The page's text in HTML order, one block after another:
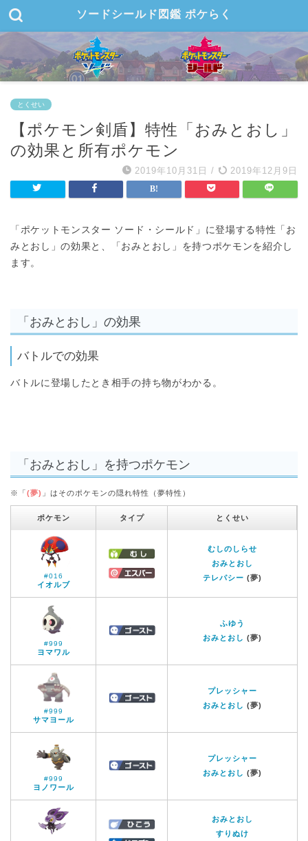
ソードシールド図鑑 ポケらく
とくせい
【ポケモン剣盾】特性「おみとおし」
の効果と所有ポケモン
2019年10月31日 / 2019年12月9日
「ポケットモンスター ソード・シールド」に登場する特性「お
みとおし」の効果と、「おみとおし」を持つポケモンを紹介し
ます。
「おみとおし」の効果
バトルでの効果
バトルに登場したとき相手の持ち物がわかる。
「おみとおし」を持つポケモン
※「(夢) 」はそのポケモンの隠れ特性（夢特性）
ポケモン タイプ とくせい
#016
イオルブ
むしのしらせ
おみとおし
テレパシー (夢)
#999
ヨマワル
ふゆう
おみとおし (夢)
#999
サマヨール
プレッシャー
おみとおし (夢)
#999
ヨノワール
プレッシャー
おみとおし (夢)
おみとおし
すりぬけ